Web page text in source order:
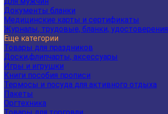
Документы бланки
Медицинские карты и сертификаты
Журналы, трудовые, бланки, удостоверения
Еще категории
Товары для праздников
Доски,флипчарты, аксессуары
Игры и игрушки
Книги пособия прописи
Термосы и посуда для активного отдыха
Пакеты
Оргтехника